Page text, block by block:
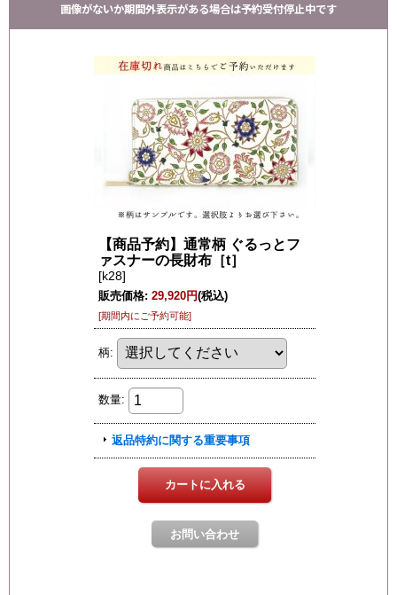
画像がないか期間外表示がある場合は予約受付停止中です